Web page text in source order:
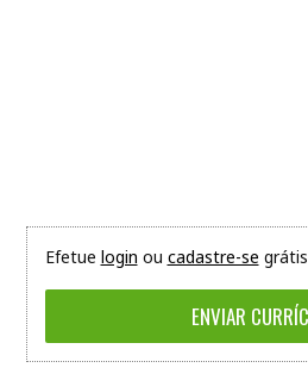
Efetue login ou cadastre-se grátis